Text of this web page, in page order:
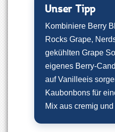
Unser Tipp
Kombiniere Berry
Rocks Grape,
gekühlten Grape
eigenes Berry-
auf Vanilleeis
Kaubonbons für
Mix aus cremig